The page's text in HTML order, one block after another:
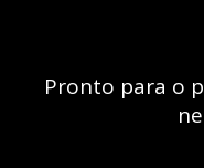
Pronto para o